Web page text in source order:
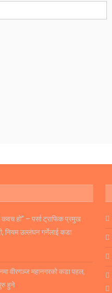
कवच हो” – पर्सा ट्राफिक प्रमुख
नियम उल्लंघन गर्नेलाई कडा
वीरगञ्ज महानगरको कडा पहल,
हुने